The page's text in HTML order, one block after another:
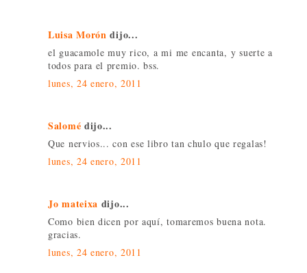
Luisa Morón dijo...
el guacamole muy rico, a mi me encanta, y suerte a
todos para el premio. bss.
lunes, 24 enero, 2011
Salomé dijo...
Que nervios... con ese libro tan chulo que regalas!
lunes, 24 enero, 2011
Jo mateixa dijo...
Como bien dicen por aquí, tomaremos buena nota.
gracias.
lunes, 24 enero, 2011